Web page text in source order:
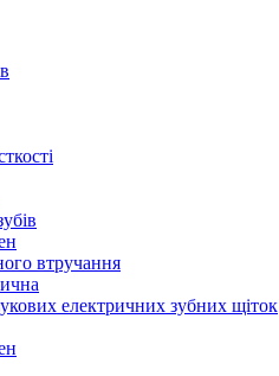
втручання
електричних зубних щіток